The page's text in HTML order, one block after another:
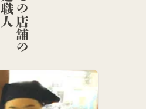
こ
の
店
舗
の
麺
職
人